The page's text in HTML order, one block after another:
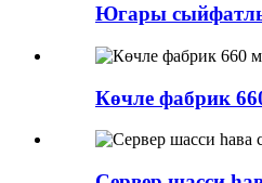
Югары
Көчле фабрик